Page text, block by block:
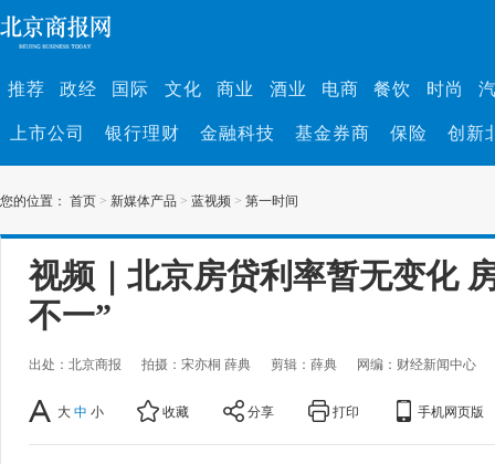
推荐 政经 国际 文化 商业 酒业 电商 餐饮 时尚
上市公司 银行理财 金融科技 基金券商 保险 创新
您的位置： 首页 > 新媒体产品 > 蓝视频 > 第一时间
视频｜北京房贷利率暂无变化
不一”
出处：北京商报 拍摄：宋亦桐 薛典 剪辑：薛典 网编：财经新闻中心
大 中 小 收藏 分享 打印 手机网页版